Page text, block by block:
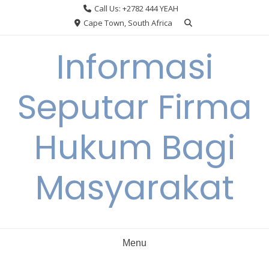
Call Us: +2782 444 YEAH
Cape Town, South Africa
Informasi
Seputar Firma
Hukum Bagi
Masyarakat
Menu